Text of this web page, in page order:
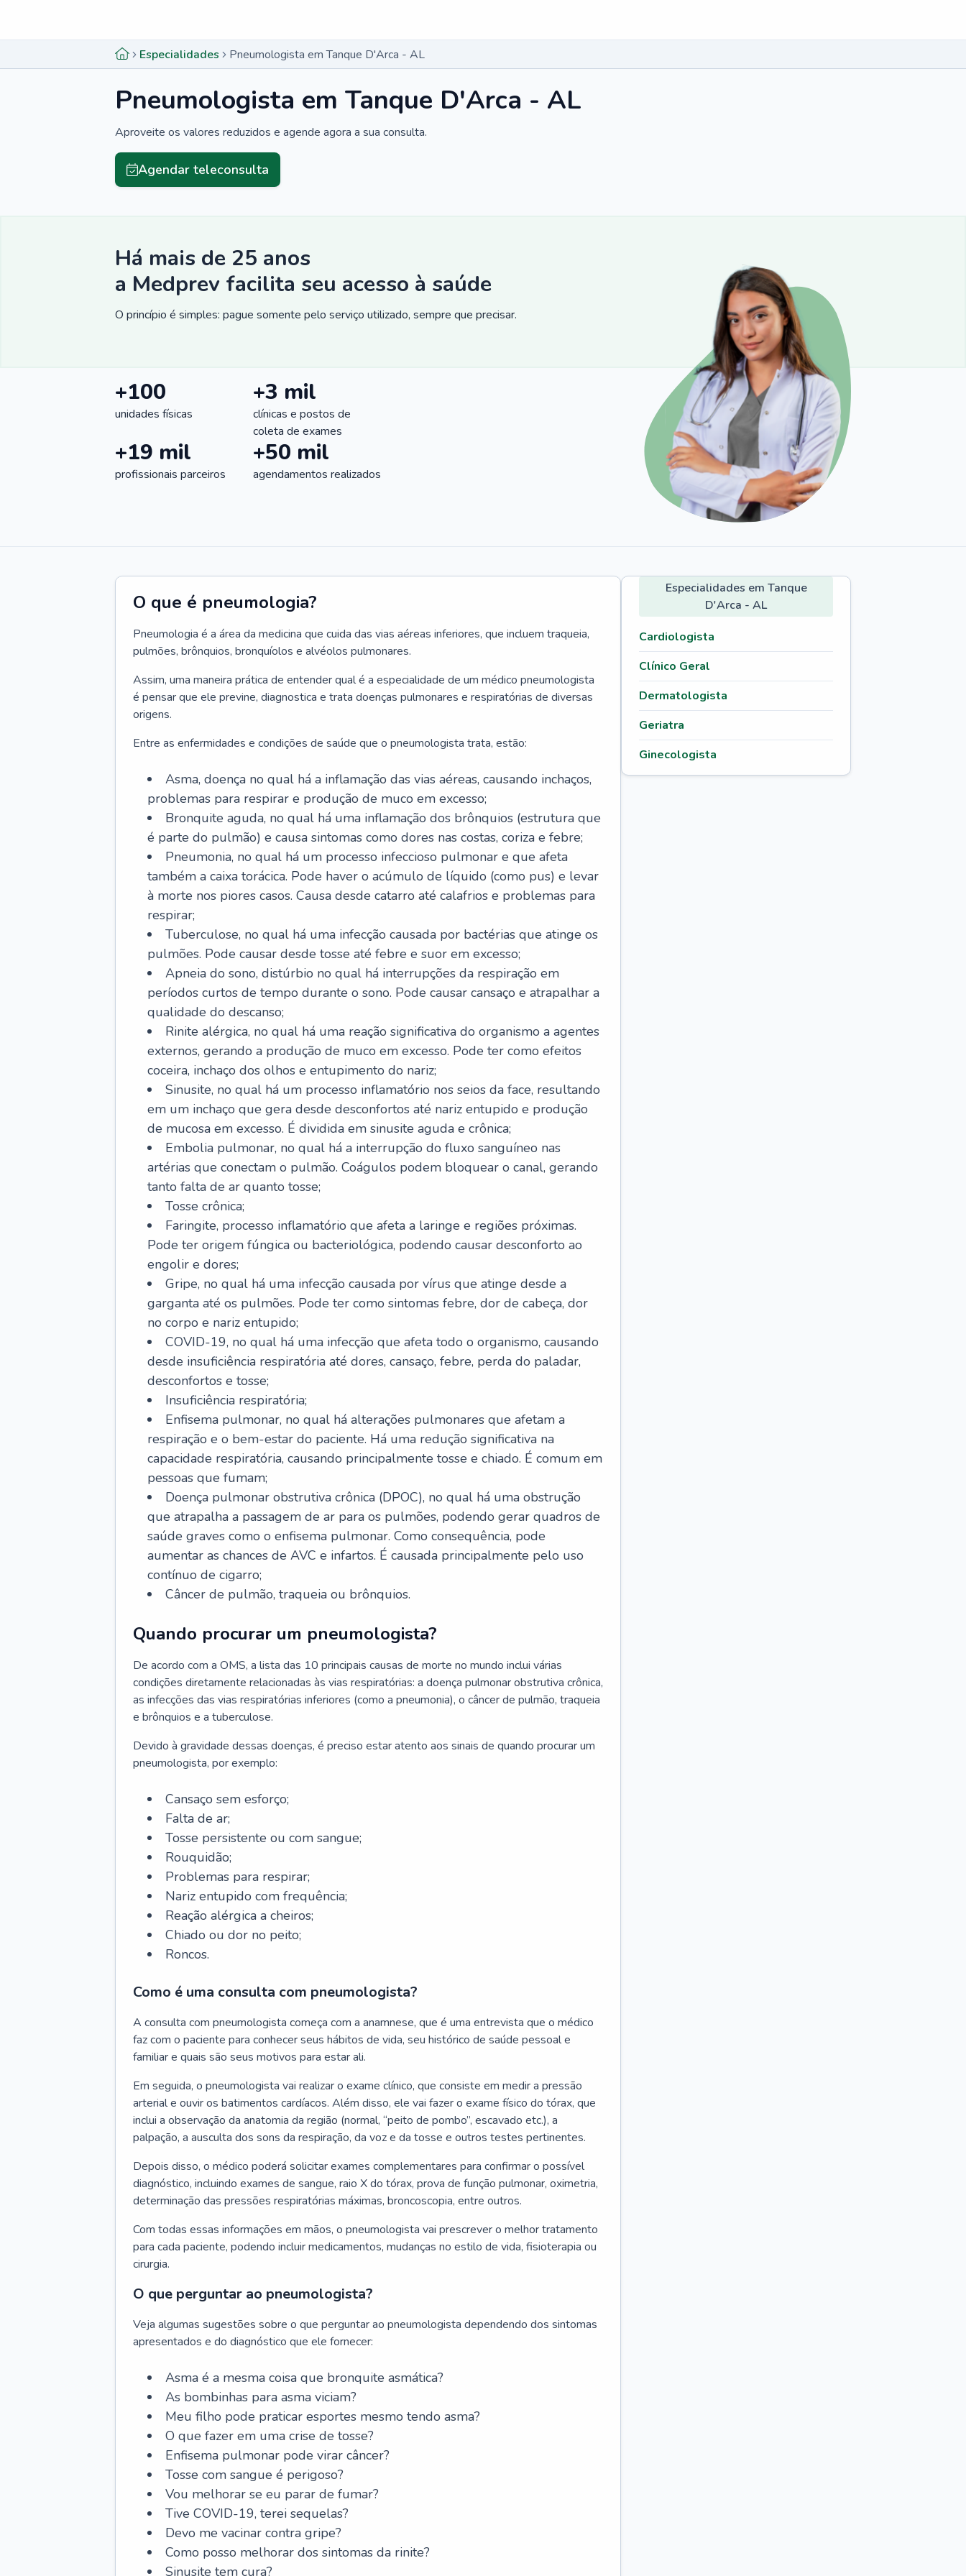
Especialidades Pneumologista em Tanque D'Arca - AL
Pneumologista em Tanque D'Arca - AL
Aproveite os valores reduzidos e agende agora a sua consulta.
Agendar teleconsulta
Há mais de 25 anos
a Medprev facilita seu acesso à saúde
O princípio é simples: pague somente pelo serviço utilizado, sempre que precisar.
+100
unidades físicas
+3 mil
clínicas e postos de
coleta de exames
+19 mil
profissionais parceiros
+50 mil
agendamentos realizados
O que é pneumologia?
Pneumologia é a área da medicina que cuida das vias aéreas inferiores, que incluem traqueia,
pulmões, brônquios, bronquíolos e alvéolos pulmonares.
Assim, uma maneira prática de entender qual é a especialidade de um médico pneumologista
é pensar que ele previne, diagnostica e trata doenças pulmonares e respiratórias de diversas
origens.
Entre as enfermidades e condições de saúde que o pneumologista trata, estão:
Asma, doença no qual há a inflamação das vias aéreas, causando inchaços,
problemas para respirar e produção de muco em excesso;
Bronquite aguda, no qual há uma inflamação dos brônquios (estrutura que
é parte do pulmão) e causa sintomas como dores nas costas, coriza e febre;
Pneumonia, no qual há um processo infeccioso pulmonar e que afeta
também a caixa torácica. Pode haver o acúmulo de líquido (como pus) e levar
à morte nos piores casos. Causa desde catarro até calafrios e problemas para
respirar;
Tuberculose, no qual há uma infecção causada por bactérias que atinge os
pulmões. Pode causar desde tosse até febre e suor em excesso;
Apneia do sono, distúrbio no qual há interrupções da respiração em
períodos curtos de tempo durante o sono. Pode causar cansaço e atrapalhar a
qualidade do descanso;
Rinite alérgica, no qual há uma reação significativa do organismo a agentes
externos, gerando a produção de muco em excesso. Pode ter como efeitos
coceira, inchaço dos olhos e entupimento do nariz;
Sinusite, no qual há um processo inflamatório nos seios da face, resultando
em um inchaço que gera desde desconfortos até nariz entupido e produção
de mucosa em excesso. É dividida em sinusite aguda e crônica;
Embolia pulmonar, no qual há a interrupção do fluxo sanguíneo nas
artérias que conectam o pulmão. Coágulos podem bloquear o canal, gerando
tanto falta de ar quanto tosse;
Tosse crônica;
Faringite, processo inflamatório que afeta a laringe e regiões próximas.
Pode ter origem fúngica ou bacteriológica, podendo causar desconforto ao
engolir e dores;
Gripe, no qual há uma infecção causada por vírus que atinge desde a
garganta até os pulmões. Pode ter como sintomas febre, dor de cabeça, dor
no corpo e nariz entupido;
COVID-19, no qual há uma infecção que afeta todo o organismo, causando
desde insuficiência respiratória até dores, cansaço, febre, perda do paladar,
desconfortos e tosse;
Insuficiência respiratória;
Enfisema pulmonar, no qual há alterações pulmonares que afetam a
respiração e o bem-estar do paciente. Há uma redução significativa na
capacidade respiratória, causando principalmente tosse e chiado. É comum em
pessoas que fumam;
Doença pulmonar obstrutiva crônica (DPOC), no qual há uma obstrução
que atrapalha a passagem de ar para os pulmões, podendo gerar quadros de
saúde graves como o enfisema pulmonar. Como consequência, pode
aumentar as chances de AVC e infartos. É causada principalmente pelo uso
contínuo de cigarro;
Câncer de pulmão, traqueia ou brônquios.
Quando procurar um pneumologista?
De acordo com a OMS, a lista das 10 principais causas de morte no mundo inclui várias
condições diretamente relacionadas às vias respiratórias: a doença pulmonar obstrutiva crônica,
as infecções das vias respiratórias inferiores (como a pneumonia), o câncer de pulmão, traqueia
e brônquios e a tuberculose.
Devido à gravidade dessas doenças, é preciso estar atento aos sinais de quando procurar um
pneumologista, por exemplo:
Cansaço sem esforço;
Falta de ar;
Tosse persistente ou com sangue;
Rouquidão;
Problemas para respirar;
Nariz entupido com frequência;
Reação alérgica a cheiros;
Chiado ou dor no peito;
Roncos.
Como é uma consulta com pneumologista?
A consulta com pneumologista começa com a anamnese, que é uma entrevista que o médico
faz com o paciente para conhecer seus hábitos de vida, seu histórico de saúde pessoal e
familiar e quais são seus motivos para estar ali.
Em seguida, o pneumologista vai realizar o exame clínico, que consiste em medir a pressão
arterial e ouvir os batimentos cardíacos. Além disso, ele vai fazer o exame físico do tórax, que
inclui a observação da anatomia da região (normal, “peito de pombo”, escavado etc.), a
palpação, a ausculta dos sons da respiração, da voz e da tosse e outros testes pertinentes.
Depois disso, o médico poderá solicitar exames complementares para confirmar o possível
diagnóstico, incluindo exames de sangue, raio X do tórax, prova de função pulmonar, oximetria,
determinação das pressões respiratórias máximas, broncoscopia, entre outros.
Com todas essas informações em mãos, o pneumologista vai prescrever o melhor tratamento
para cada paciente, podendo incluir medicamentos, mudanças no estilo de vida, fisioterapia ou
cirurgia.
O que perguntar ao pneumologista?
Veja algumas sugestões sobre o que perguntar ao pneumologista dependendo dos sintomas
apresentados e do diagnóstico que ele fornecer:
Asma é a mesma coisa que bronquite asmática?
As bombinhas para asma viciam?
Meu filho pode praticar esportes mesmo tendo asma?
O que fazer em uma crise de tosse?
Enfisema pulmonar pode virar câncer?
Tosse com sangue é perigoso?
Vou melhorar se eu parar de fumar?
Tive COVID-19, terei sequelas?
Devo me vacinar contra gripe?
Como posso melhorar dos sintomas da rinite?
Sinusite tem cura?
Especialidades em Tanque
D'Arca - AL
Cardiologista
Clínico Geral
Dermatologista
Geriatra
Ginecologista